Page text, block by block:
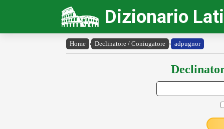
Dizionario
Home › Declinatore / Coniugatore › adpugnor